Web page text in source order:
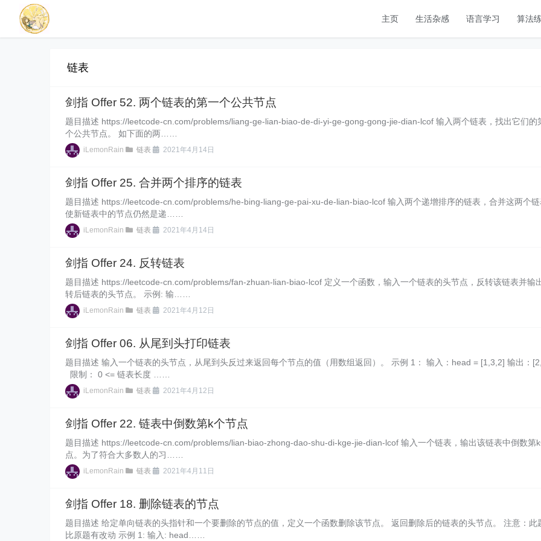
主页 生活杂感 语言学习 算法
链表
剑指 Offer 52. 两个链表的第一个公共节点
题目描述 https://leetcode-cn.com/problems/liang-ge-lian-biao-de-di-yi-ge-gong-gong-jie-dian-lcof 输入两个链表，找出它们的
个公共节点。 如下面的两……
iLemonRain 链表 2021年4月14日
剑指 Offer 25. 合并两个排序的链表
题目描述 https://leetcode-cn.com/problems/he-bing-liang-ge-pai-xu-de-lian-biao-lcof 输入两个递增排序的链表，合并这两个
使新链表中的节点仍然是递……
iLemonRain 链表 2021年4月14日
剑指 Offer 24. 反转链表
题目描述 https://leetcode-cn.com/problems/fan-zhuan-lian-biao-lcof 定义一个函数，输入一个链表的头节点，反转该链表并输
转后链表的头节点。 示例: 输……
iLemonRain 链表 2021年4月12日
剑指 Offer 06. 从尾到头打印链表
题目描述 输入一个链表的头节点，从尾到头反过来返回每个节点的值（用数组返回）。 示例 1： 输入：head = [1,3,2] 输出：
限制： 0 <= 链表长度 ……
iLemonRain 链表 2021年4月12日
剑指 Offer 22. 链表中倒数第k个节点
题目描述 https://leetcode-cn.com/problems/lian-biao-zhong-dao-shu-di-kge-jie-dian-lcof 输入一个链表，输出该链表中倒数第
点。为了符合大多数人的习……
iLemonRain 链表 2021年4月11日
剑指 Offer 18. 删除链表的节点
题目描述 给定单向链表的头指针和一个要删除的节点的值，定义一个函数删除该节点。 返回删除后的链表的头节点。 注意：此
比原题有改动 示例 1: 输入: head……